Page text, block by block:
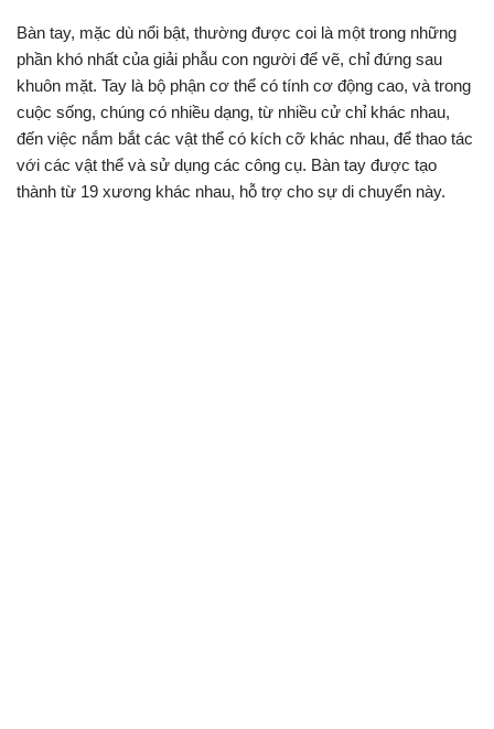
Bàn tay, mặc dù nổi bật, thường được coi là một trong những
phần khó nhất của giải phẫu con người để vẽ, chỉ đứng sau
khuôn mặt. Tay là bộ phận cơ thể có tính cơ động cao, và trong
cuộc sống, chúng có nhiều dạng, từ nhiều cử chỉ khác nhau,
đến việc nắm bắt các vật thể có kích cỡ khác nhau, để thao tác
với các vật thể và sử dụng các công cụ. Bàn tay được tạo
thành từ 19 xương khác nhau, hỗ trợ cho sự di chuyển này.